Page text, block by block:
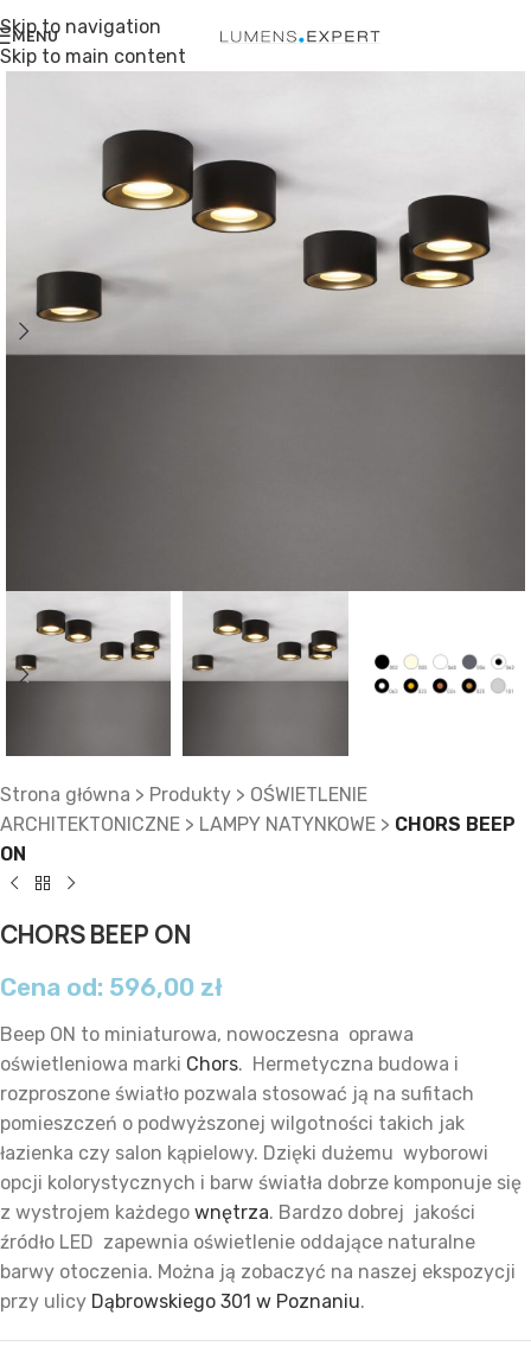
Skip to navigation
Skip to main content
MENU
Strona główna > Produkty > OŚWIETLENIE
ARCHITEKTONICZNE > LAMPY NATYNKOWE > CHORS BEEP
ON
CHORS BEEP ON
Cena od: 596,00 zł
Beep ON to miniaturowa, nowoczesna oprawa
oświetleniowa marki Chors. Hermetyczna budowa i
rozproszone światło pozwala stosować ją na sufitach
pomieszczeń o podwyższonej wilgotności takich jak
łazienka czy salon kąpielowy. Dzięki dużemu wyborowi
opcji kolorystycznych i barw światła dobrze komponuje się
z wystrojem każdego wnętrza. Bardzo dobrej jakości
źródło LED zapewnia oświetlenie oddające naturalne
barwy otoczenia. Można ją zobaczyć na naszej ekspozycji
przy ulicy Dąbrowskiego 301 w Poznaniu.